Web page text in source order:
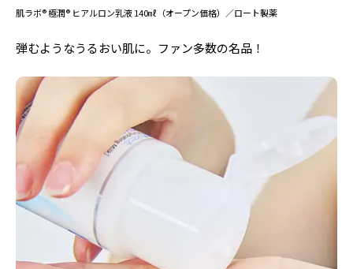
肌ラボ® 極潤® ヒアルロン乳液 140㎖（オープン価格）／ロート製薬
弾むようなうるおい肌に。ファン多数の名品！